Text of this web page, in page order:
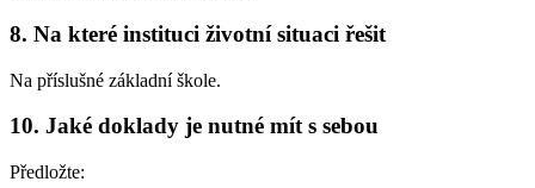
8. Na které instituci životní situaci řešit
Na příslušné základní škole.
10. Jaké doklady je nutné mít s sebou
Předložte: